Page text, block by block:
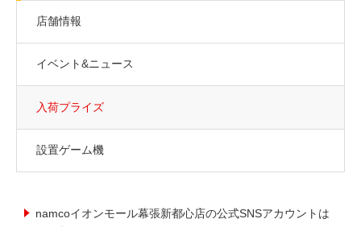
店舗情報
イベント&ニュース
入荷プライズ
設置ゲーム機
namcoイオンモール幕張新都心店の公式SNSアカウントは